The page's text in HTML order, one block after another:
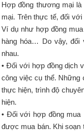
Hợp đồng thương mại
mại. Trên thực tế, đối
Ví dụ như hợp đồng
hàng hóa… Do vậy, đối
nhau.
• Đối với hợp đồng dịch
công việc cụ thể. Những
thực hiện, trình độ
hiện.
• Đối với hợp đồng mua
được mua bán. Khi soạn